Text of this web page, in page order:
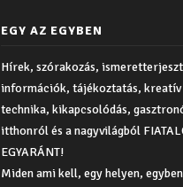
EGY AZ EGYBEN
Hírek, szórakozás,
információk, tájékoztatás,
technika, kikapcsolódás,
itthonról és a nagyvilágból
EGYARÁNT!
Miden ami kell, egy helyen,